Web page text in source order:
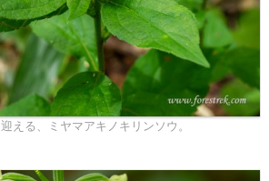
える、ミヤマアキノキリンソウ。